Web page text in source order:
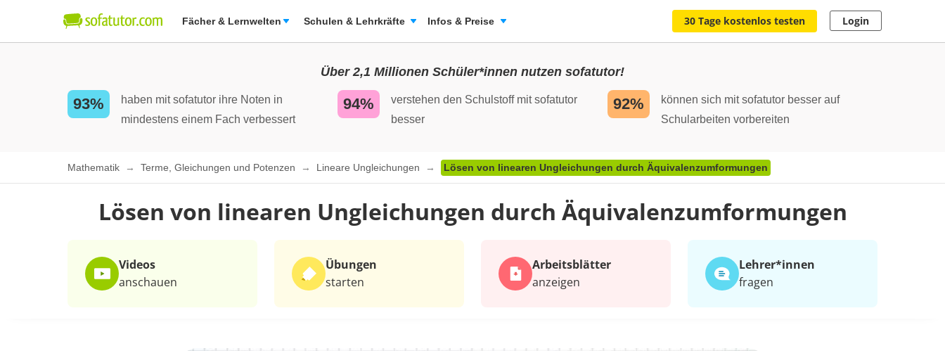
Fächer & Lernwelten Schulen & Lehrkräfte Infos & Preise 30 Tage kostenlos testen Login
Über 2,1 Millionen Schüler*innen nutzen sofatutor!
93%
haben mit sofatutor ihre Noten in
mindestens einem Fach verbessert
94%
verstehen den Schulstoff mit sofatutor
besser
92%
können sich mit sofatutor besser auf
Schularbeiten vorbereiten
Mathematik Terme, Gleichungen und Potenzen Lineare Ungleichungen Lösen von linearen Ungleichungen durch Äquivalenzumformungen
Lösen von linearen Ungleichungen durch Äquivalenzumformungen
Videos
anschauen
Übungen
starten
Arbeits­blätter
anzeigen
Lehrer*​innen
fragen